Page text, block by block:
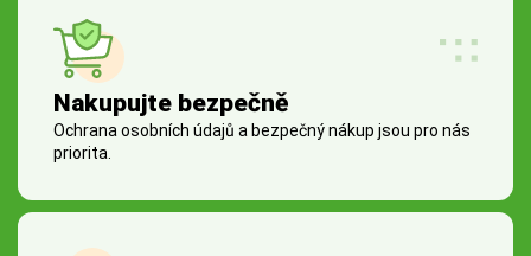
Nakupujte bezpečně
Ochrana osobních údajů a bezpečný nákup jsou pro nás
priorita.